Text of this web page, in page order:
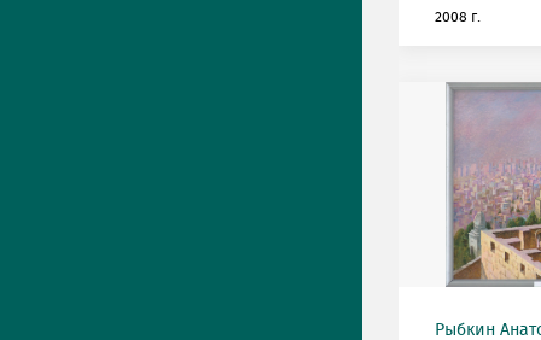
2008 г.
Рыбкин